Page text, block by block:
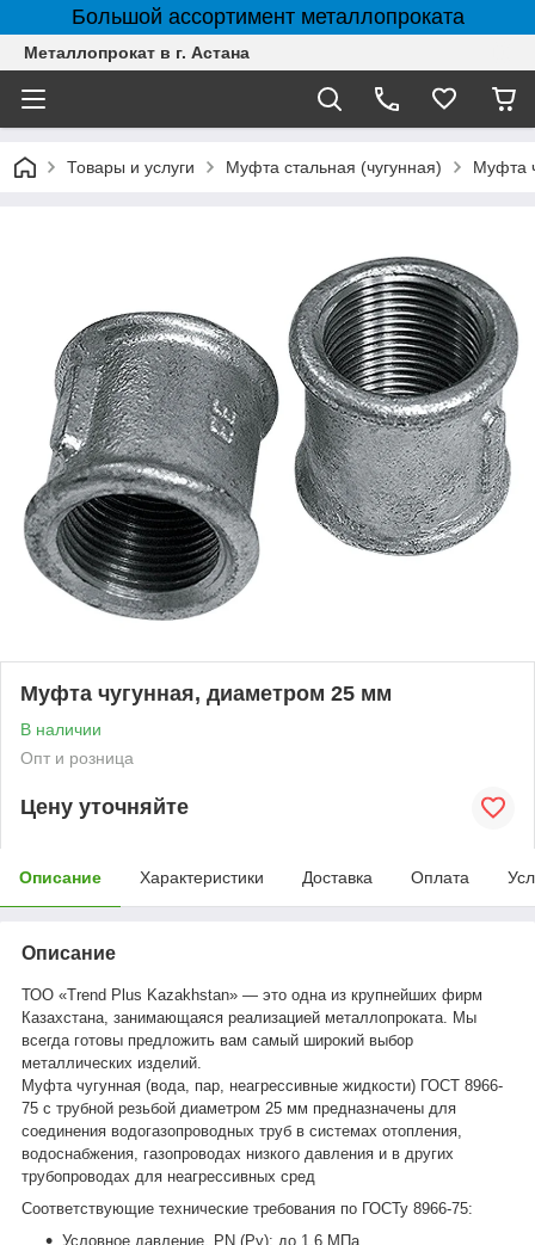
Большой ассортимент металлопроката
Металлопрокат в г. Астана
Товары и услуги Муфта стальная (чугунная) Муфта
Муфта чугунная, диаметром 25 мм
В наличии
Опт и розница
Цену уточняйте
Описание Характеристики Доставка Оплата
Описание
ТОО «Trend Plus Kazakhstan» — это одна из крупнейших фирм
Казахстана, занимающаяся реализацией металлопроката. Мы
всегда готовы предложить вам самый широкий выбор
металлических изделий.
Муфта чугунная (вода, пар, неагрессивные жидкости) ГОСТ 8966-
75 с трубной резьбой диаметром 25 мм предназначены для
соединения водогазопроводных труб в системах отопления,
водоснабжения, газопроводах низкого давления и в других
трубопроводах для неагрессивных сред
Соответствующие технические требования по ГОСТу 8966-75:
Условное давление, PN (Ру): до 1,6 МПа